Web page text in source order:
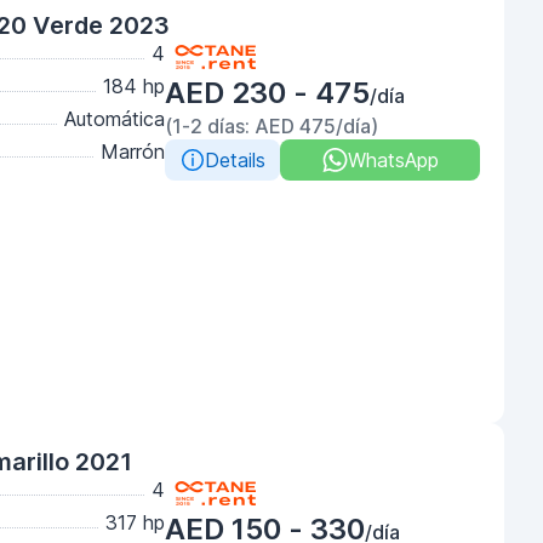
Verde 2023
4
184 hp
Automática
Marrón
AED 230 - 475/día
(1-2 días: AED 475/día)
Details
WhatsApp
2021
4
317 hpAED 150 - 330/día